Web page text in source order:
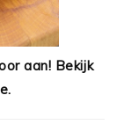
aan! Bekijk